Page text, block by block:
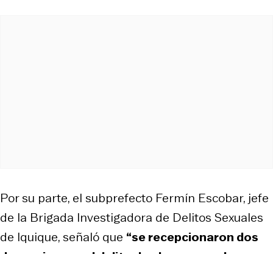
Por su parte, el subprefecto Fermín Escobar, jefe
de la Brigada Investigadora de Delitos Sexuales
de Iquique, señaló que “se recepcionaron dos